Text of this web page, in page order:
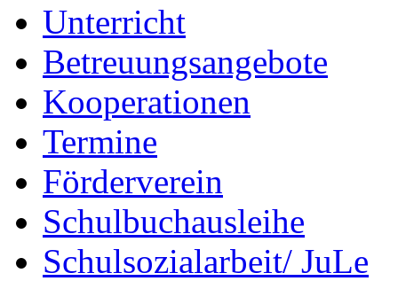
Unterricht
Betreuungsangebote
Kooperationen
Termine
Förderverein
Schulbuchausleihe
Schulsozialarbeit/ JuLe